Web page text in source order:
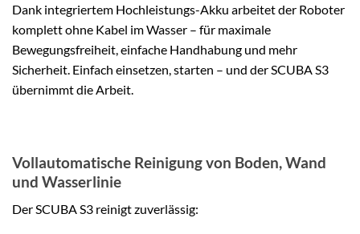
Dank integriertem Hochleistungs-Akku arbeitet der Roboter
komplett ohne Kabel im Wasser – für maximale
Bewegungsfreiheit, einfache Handhabung und mehr
Sicherheit. Einfach einsetzen, starten – und der SCUBA S3
übernimmt die Arbeit.
Vollautomatische Reinigung von Boden, Wand
und Wasserlinie
Der SCUBA S3 reinigt zuverlässig: